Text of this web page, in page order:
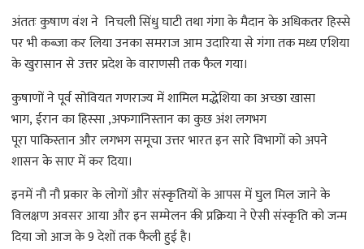
अंततः कुषाण वंश ने निचली सिंधु घाटी तथा गंगा के मैदान के अधिकतर हिस्से
पर भी कब्ज़ा कर लिया उनका समराज आम उदारिया से गंगा तक मध्य एशिया
के खुरासान से उत्तर प्रदेश के वाराणसी तक फैल गया।
कुषाणों ने पूर्व सोवियत गणराज्य में शामिल मद्धेशिया का अच्छा खासा
भाग, ईरान का हिस्सा ,अफगानिस्तान का कुछ अंश लगभग
पूरा पाकिस्तान और लगभग समूचा उत्तर भारत इन सारे विभागों को अपने
शासन के साए में कर दिया।
इनमें नौ नौ प्रकार के लोगों और संस्कृतियों के आपस में घुल मिल जाने के
विलक्षण अवसर आया और इन सम्मेलन की प्रक्रिया ने ऐसी संस्कृति को जन्म
दिया जो आज के 9 देशों तक फैली हुई है।